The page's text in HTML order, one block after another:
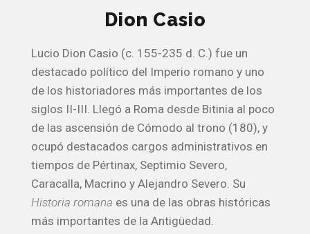
Dion Casio
Lucio Dion Casio (c. 155-235 d. C.) fue un
destacado político del Imperio romano y uno
de los historiadores más importantes de los
siglos II-III. Llegó a Roma desde Bitinia al poco
de las ascensión de Cómodo al trono (180), y
ocupó destacados cargos administrativos en
tiempos de Pértinax, Septimio Severo,
Caracalla, Macrino y Alejandro Severo. Su
Historia romana es una de las obras históricas
más importantes de la Antigüedad.